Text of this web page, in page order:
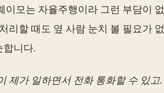
모는 자율주행이라 그런 부담이
할 때도 옆 사람 눈치 볼 필요가
합니다.
제가 일하면서 전화 통화할 수 있